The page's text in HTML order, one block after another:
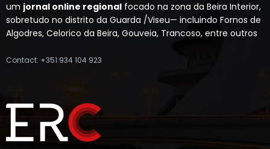
um jornal online regional focado na zona da Beira Interior,
sobretudo no distrito da Guarda /Viseu— incluindo Fornos de
Algodres, Celorico da Beira, Gouveia, Trancoso, entre outros
Contact: +351 934 104 923